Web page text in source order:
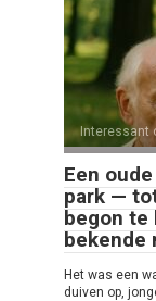
Interessant
Een
park —
begon te
bekende
Het was een
duiven op,